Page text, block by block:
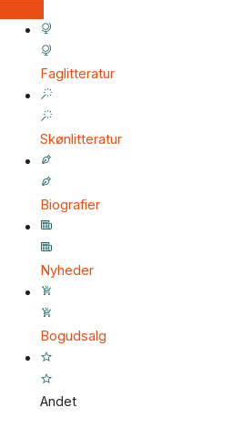
Faglitteratur
Skønlitteratur
Biografier
Nyheder
Bogudsalg
Andet